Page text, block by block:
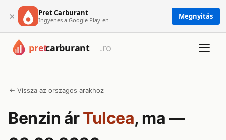
× Pret Carburant
Ingyenes a Google Play-en Megnyitás
← Vissza az orszagos arakhoz
Benzin árTulcea, ma —